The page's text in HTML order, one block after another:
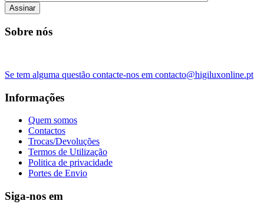
Assinar
Sobre nós
Se tem alguma questão contacte-nos em contacto@higiluxonline.pt
Informações
Quem somos
Contactos
Trocas/Devoluções
Termos de Utilização
Politica de privacidade
Portes de Envio
Siga-nos em